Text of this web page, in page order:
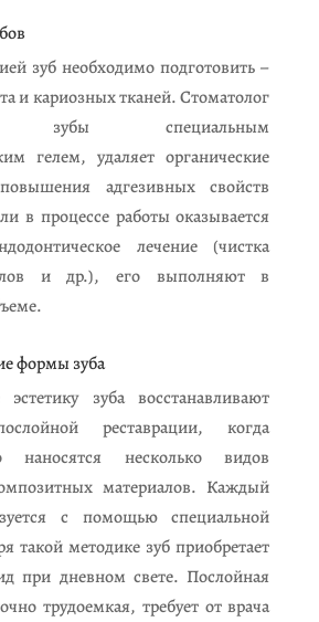
зуб необходимо подготовить –
и кариозных тканей. Стоматолог
зубы специальным
гелем, удаляет органические
адгезивных свойств
в процессе работы оказывается
лечение (чистка
и др.), его выполняют в
формы зуба
зуба восстанавливают
реставрации, когда
наносятся несколько видов
материалов. Каждый
с помощью специальной
такой методике зуб приобретает
при дневном свете. Послойная
трудоемкая, требует от врача